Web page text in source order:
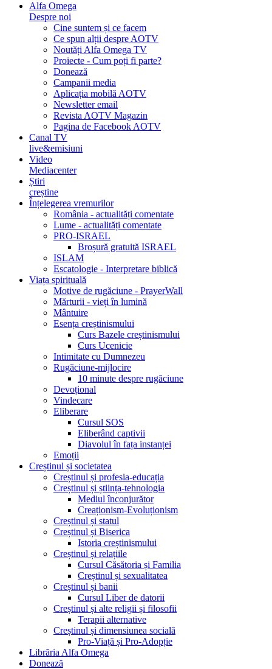
Alfa Omega
Despre noi
Cine suntem și ce facem
Ce spun alții despre AOTV
Noutăți Alfa Omega TV
Proiecte - Cum poți fi parte?
Donează
Campanii media
Aplicația mobilă AOTV
Newsletter email
Revista AOTV Magazin
Pagina de Facebook AOTV
Canal TV
live&emisiuni
Video
Mediacenter
Știri
creștine
Înțelegerea vremurilor
România - actualități comentate
Lume - actualități comentate
PRO-ISRAEL
Broșură gratuită ISRAEL
ISLAM
Escatologie - Interpretare biblică
Viața spirituală
Motive de rugăciune - PrayerWall
Mărturii - vieți în lumină
Mântuire
Esența creștinismului
Curs Bazele creștinismului
Curs Ucenicie
Intimitate cu Dumnezeu
Rugăciune-mijlocire
10 minute despre rugăciune
Devoțional
Vindecare
Eliberare
Cursul SOS
Eliberând captivii
Diavolul în fața instanței
Emoții
Creștinul și societatea
Creștinul și profesia-educația
Creștinul și știința-tehnologia
Mediul înconjurător
Creaționism-Evoluționism
Creștinul și statul
Creștinul și Biserica
Istoria creștinismului
Creștinul și relațiile
Cursul Căsătoria și Familia
Creștinul și sexualitatea
Creștinul și banii
Cursul Liber de datorii
Creștinul și alte religii și filosofii
Terapii alternative
Creștinul și dimensiunea socială
Pro-Viață și Pro-Adopție
Librăria Alfa Omega
Donează